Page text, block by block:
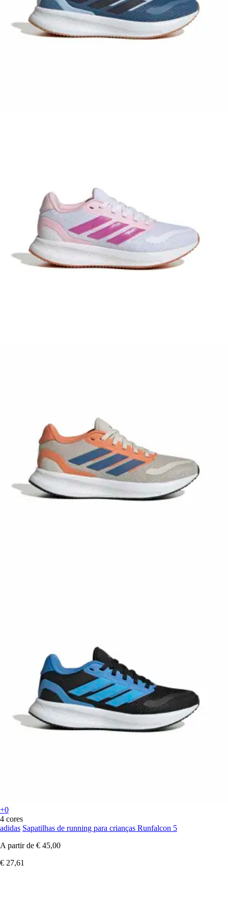
+0
4 cores
adidas Sapatilhas de running para crianças Runfalcon 5
A partir de € 45,00
€ 27,61